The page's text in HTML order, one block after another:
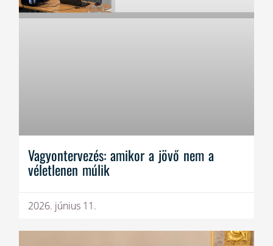
Vagyontervezés: amikor a jövő nem a
véletlenen múlik
2026. június 11.